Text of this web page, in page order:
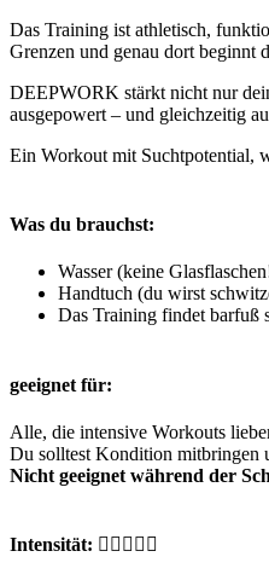
Das Training ist athletisch,
Grenzen und genau dort beginnt
DEEPWORK stärkt nicht nur
ausgepowert – und gleichzeitig
Ein Workout mit Suchtpotential,
Was du brauchst:
Wasser (keine
Handtuch (du wirst
Das Training findet barfuß
geeignet für:
Alle, die intensive Workouts
Du solltest Kondition mitbringen
Nicht geeignet während der
Intensität: